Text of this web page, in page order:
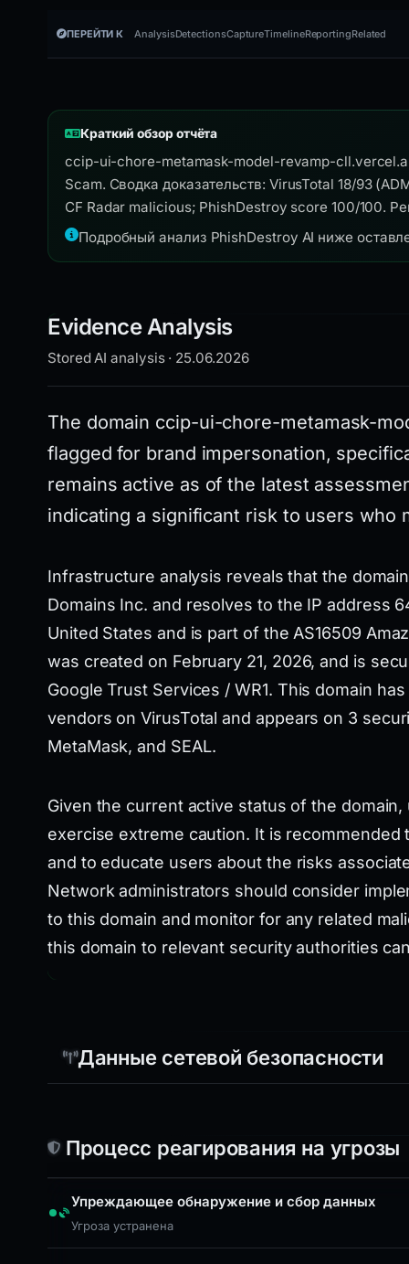
ПЕРЕЙТИ К AnalysisDetectionsCaptureTimelineReportingRelated
Краткий обзор отчёта
ccip-ui-chore-metamask-model-revamp-
Scam. Сводка доказательств: VirusTotal 18/93
CF Radar malicious; PhishDestroy score 100/100.
Подробный анализ PhishDestroy AI ниже
Evidence Analysis
Stored AI analysis · 25.06.2026
The domain ccip-ui-chore-metamask-
flagged for brand impersonation,
remains active as of the latest
indicating a significant risk to users who
Infrastructure analysis reveals that the
Domains Inc. and resolves to the IP address
United States and is part of the AS16509
was created on February 21, 2026, and is
Google Trust Services / WR1. This domain
vendors on VirusTotal and appears on 3
MetaMask, and SEAL.
Given the current active status of the
exercise extreme caution. It is
and to educate users about the risks
Network administrators should consider
to this domain and monitor for any related
this domain to relevant security authorities
Данные сетевой безопасности
Процесс реагирования на угрозы
Упреждающее обнаружение и сбор данных
Угроза устранена